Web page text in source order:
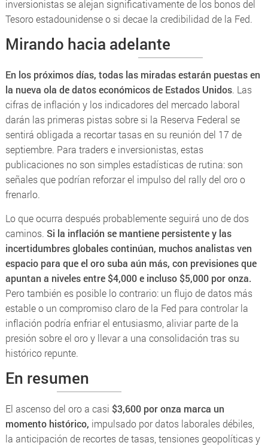
inversionistas se alejan significativamente de los bonos del
Tesoro estadounidense o si decae la credibilidad de la Fed.
Mirando hacia adelante
En los próximos días, todas las miradas estarán puestas en
la nueva ola de datos económicos de Estados Unidos. Las
cifras de inflación y los indicadores del mercado laboral
darán las primeras pistas sobre si la Reserva Federal se
sentirá obligada a recortar tasas en su reunión del 17 de
septiembre. Para traders e inversionistas, estas
publicaciones no son simples estadísticas de rutina: son
señales que podrían reforzar el impulso del rally del oro o
frenarlo.
Lo que ocurra después probablemente seguirá uno de dos
caminos. Si la inflación se mantiene persistente y las
incertidumbres globales continúan, muchos analistas ven
espacio para que el oro suba aún más, con previsiones que
apuntan a niveles entre $4,000 e incluso $5,000 por onza.
Pero también es posible lo contrario: un flujo de datos más
estable o un compromiso claro de la Fed para controlar la
inflación podría enfriar el entusiasmo, aliviar parte de la
presión sobre el oro y llevar a una consolidación tras su
histórico repunte.
En resumen
El ascenso del oro a casi $3,600 por onza marca un
momento histórico, impulsado por datos laborales débiles,
la anticipación de recortes de tasas, tensiones geopolíticas y